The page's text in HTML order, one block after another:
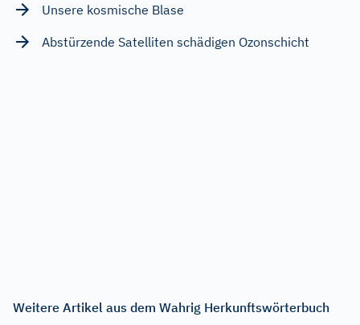
Unsere kosmische Blase
Abstürzende Satelliten schädigen Ozonschicht
Weitere Artikel aus dem Wahrig Herkunftswörterbuch